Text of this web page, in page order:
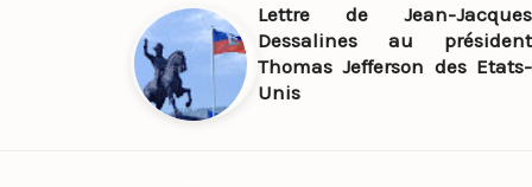
Lettre de Jean-Jacques
Dessalines au président
Thomas Jefferson des Etats-
Unis